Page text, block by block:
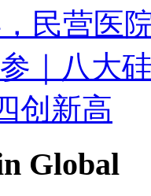
民营医
｜八大
创新高
Global